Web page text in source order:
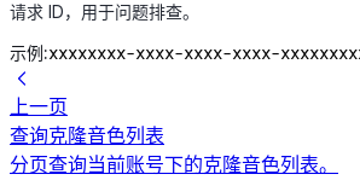
请求 ID，用于问题排查。
示例:xxxxxxxx-xxxx-xxxx-xxxx-
上一页
查询克隆音色列表
分页查询当前账号下的克隆音色列表。